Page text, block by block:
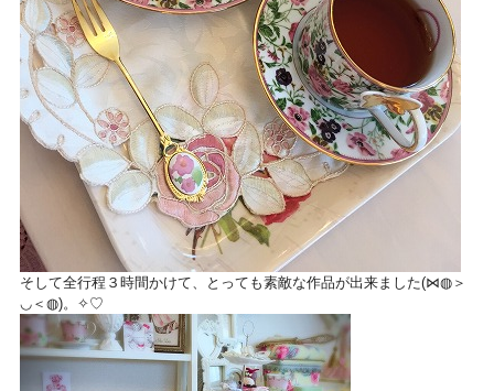
そして全行程３時間かけて、とっても素敵な作品が出来ました(⋈◍＞
◡＜◍)。✧♡